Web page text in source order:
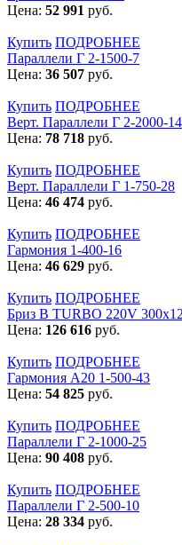
Цена: 52 991 руб.
Купить ПОДРОБНЕЕ
Параллели Г 2-1500-7
Цена: 36 507 руб.
Купить ПОДРОБНЕЕ
Верт. Параллели Г 2-2000-14
Цена: 78 718 руб.
Купить ПОДРОБНЕЕ
Верт. Параллели Г 1-750-28
Цена: 46 474 руб.
Купить ПОДРОБНЕЕ
Гармония 1-400-16
Цена: 46 629 руб.
Купить ПОДРОБНЕЕ
Бриз В TURBO 220V
Цена: 126 616 руб.
Купить ПОДРОБНЕЕ
Гармония А20 1-500-43
Цена: 54 825 руб.
Купить ПОДРОБНЕЕ
Параллели Г 2-1000-25
Цена: 90 408 руб.
Купить ПОДРОБНЕЕ
Параллели Г 2-500-10
Цена: 28 334 руб.